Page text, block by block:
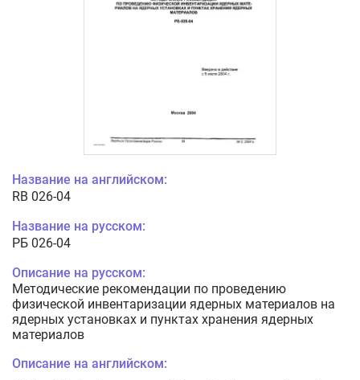
Название на английском:
RB 026-04
Название на русском:
РБ 026-04
Описание на русском:
Методические рекомендации по проведению
физической инвентаризации ядерных материалов на
ядерных установках и пунктах хранения ядерных
материалов
Описание на английском: